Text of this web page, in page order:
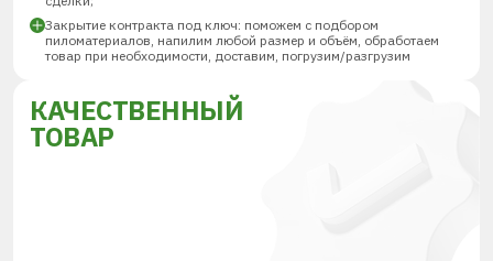
Закрытие контракта под ключ: поможем с подбором
пиломатериалов, напилим любой размер и объём, обработаем
товар при необходимости, доставим, погрузим/разгрузим
КАЧЕСТВЕННЫЙ
ТОВАР